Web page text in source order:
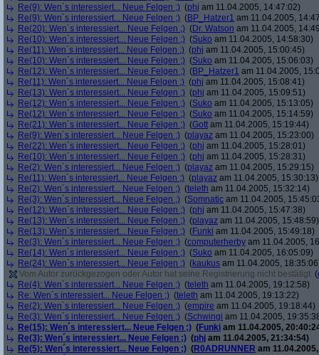
Re(9): Wen´s interessiert... Neue Felgen ;) (phj am 11.04.2005, 14:47:02)
Re(9): Wen´s interessiert... Neue Felgen ;) (BP_Hatzer1 am 11.04.2005,
Re(20): Wen´s interessiert... Neue Felgen ;) (Dr. Watson am 11.04.2005,
Re(10): Wen´s interessiert... Neue Felgen ;) (Suko am 11.04.2005, 14:58:30)
Re(11): Wen´s interessiert... Neue Felgen ;) (phj am 11.04.2005, 15:00:45)
Re(10): Wen´s interessiert... Neue Felgen ;) (Suko am 11.04.2005, 15:06:03)
Re(12): Wen´s interessiert... Neue Felgen ;) (BP_Hatzer1 am 11.04.2005,
Re(11): Wen´s interessiert... Neue Felgen ;) (phj am 11.04.2005, 15:08:41)
Re(13): Wen´s interessiert... Neue Felgen ;) (phj am 11.04.2005, 15:09:51)
Re(12): Wen´s interessiert... Neue Felgen ;) (Suko am 11.04.2005, 15:13:05)
Re(12): Wen´s interessiert... Neue Felgen ;) (Suko am 11.04.2005, 15:14:59)
Re(21): Wen´s interessiert... Neue Felgen ;) (Gott am 11.04.2005, 15:19:44)
Re(9): Wen´s interessiert... Neue Felgen ;) (playaz am 11.04.2005, 15:23:00)
Re(22): Wen´s interessiert... Neue Felgen ;) (phj am 11.04.2005, 15:28:01)
Re(10): Wen´s interessiert... Neue Felgen ;) (phj am 11.04.2005, 15:28:31)
Re(2): Wen´s interessiert... Neue Felgen ;) (playaz am 11.04.2005, 15:29:15)
Re(11): Wen´s interessiert... Neue Felgen ;) (playaz am 11.04.2005, 15:30:13)
Re(2): Wen´s interessiert... Neue Felgen ;) (teleth am 11.04.2005, 15:32:14)
Re(3): Wen´s interessiert... Neue Felgen ;) (Somnatic am 11.04.2005,
Re(12): Wen´s interessiert... Neue Felgen ;) (phj am 11.04.2005, 15:47:38)
Re(13): Wen´s interessiert... Neue Felgen ;) (playaz am 11.04.2005, 15:48:59)
Re(13): Wen´s interessiert... Neue Felgen ;) (Funki am 11.04.2005, 15:49:18)
Re(3): Wen´s interessiert... Neue Felgen ;) (computerherby am 11.04.2005,
Re(14): Wen´s interessiert... Neue Felgen ;) (Suko am 11.04.2005, 16:05:09)
Re(24): Wen´s interessiert... Neue Felgen ;) (kaukus am 11.04.2005,
Vom Autor zurückgezogen oder Autor hat seine Registrierung nicht bestätigt (
Re(4): Wen´s interessiert... Neue Felgen ;) (teleth am 11.04.2005, 19:12:58)
Re: Wen´s interessiert... Neue Felgen ;) (teleth am 11.04.2005, 19:13:22)
Re(2): Wen´s interessiert... Neue Felgen ;) (empire am 11.04.2005, 19:18:44)
Re(3): Wen´s interessiert... Neue Felgen ;) (Schwingi am 11.04.2005,
Re(15): Wen´s interessiert... Neue Felgen ;) (Funki am 11.04.2005,
Re(3): Wen´s interessiert... Neue Felgen ;) (phj am 11.04.2005, 21:34:54)
Re(5): Wen´s interessiert... Neue Felgen ;) (R0ADRUNNER am